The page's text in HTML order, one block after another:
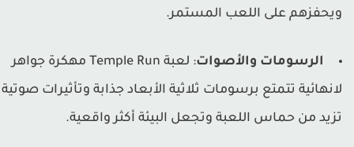
على اللعب المستمر.
الرسومات والأصوات
: لعبة Temple Run مهكرة جواهر
تتمتع برسومات ثلاثية الأبعاد جذابة وتأثيرات صوتية
من حماس اللعبة وتجعل البيئة أكثر واقعية.